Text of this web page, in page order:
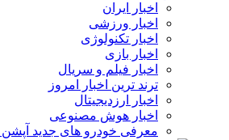
اخبار ایران
اخبار ورزشی
اخبار تکنولوژی
اخبار بازی
اخبار فیلم و سریال
ترند ترین اخبار امروز
اخبار ارزدیجیتال
اخبار هوش مصنوعی
معرفی خودرو های جدید